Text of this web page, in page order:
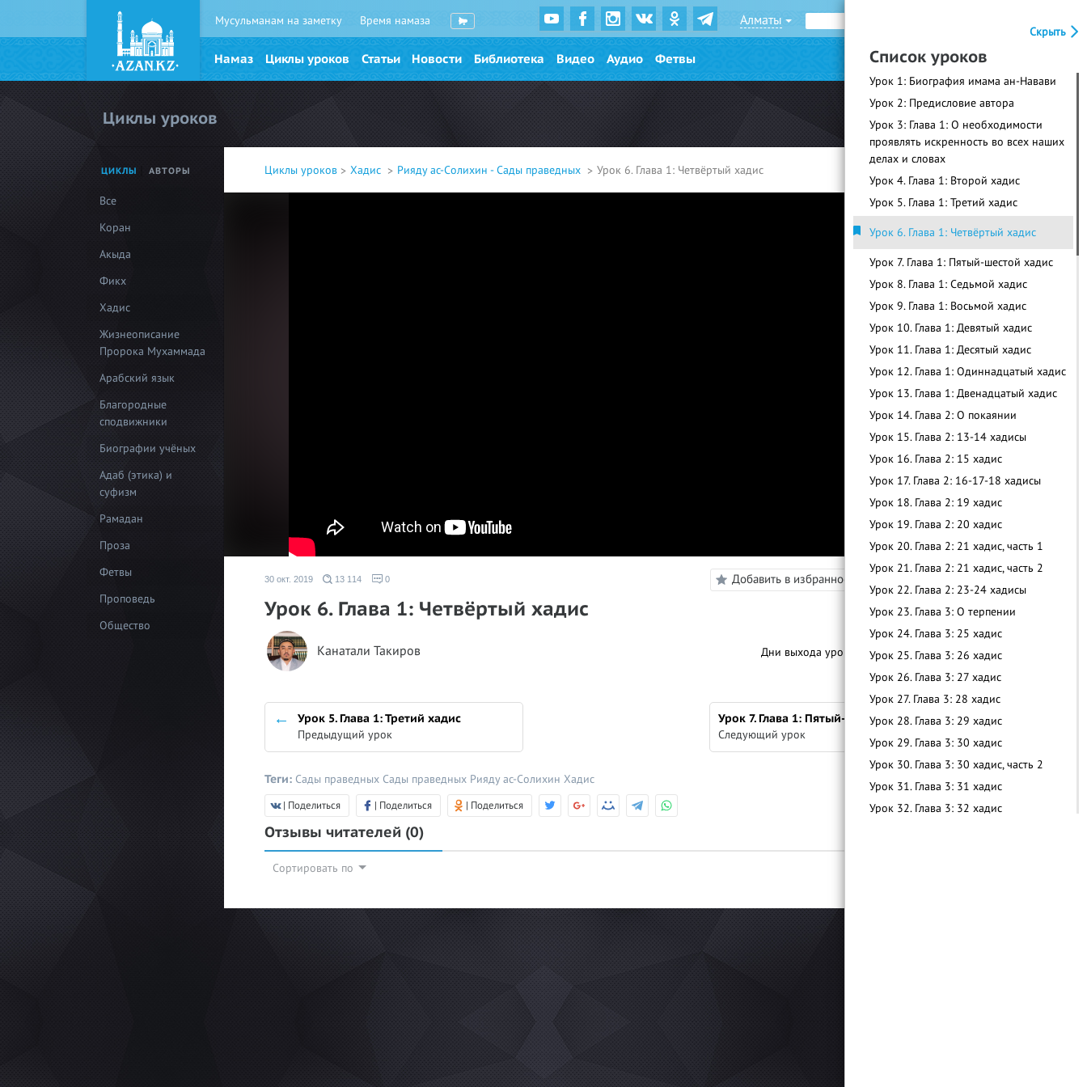
Мусульманам на заметку Время намаза Алматы
Намаз Циклы уроков Статьи Новости Библиотека Видео Аудио Фетвы Войти | Регистрация
Циклы уроков
ЦИКЛЫ АВТОРЫ
Все
Коран
Акыда
Фикх
Хадис
Жизнеописание
Пророка Мухаммада
Арабский язык
Благородные
сподвижники
Биографии учёных
Адаб (этика) и
суфизм
Рамадан
Проза
Фетвы
Проповедь
Общество
Циклы уроков Хадис Рияду ас-Солихин - Сады праведных Урок 6. Глава 1: Четвёртый хадис
30 окт. 2019 13 114 0 Добавить в избранное
Урок 6. Глава 1: Четвёртый хадис
Канатали Такиров Дни выхода уроков: 3-4 Раза В Месяц
Урок 5. Глава 1: Третий хадис
Предыдущий урок
Урок 7. Глава 1: Пятый-шестой хадис
Следующий урок
Теги: Сады праведных Сады праведных Рияду ас-Солихин Хадис
| Поделиться | Поделиться | Поделиться
Отзывы читателей (0)
Сортировать по
Скрыть
Список уроков
Урок 1: Биография имама ан-Навави
Урок 2: Предисловие автора
Урок 3: Глава 1: О необходимости
проявлять искренность во всех наших
делах и словах
Урок 4. Глава 1: Второй хадис
Урок 5. Глава 1: Третий хадис
Урок 6. Глава 1: Четвёртый хадис
Урок 7. Глава 1: Пятый-шестой хадис
Урок 8. Глава 1: Седьмой хадис
Урок 9. Глава 1: Восьмой хадис
Урок 10. Глава 1: Девятый хадис
Урок 11. Глава 1: Десятый хадис
Урок 12. Глава 1: Одиннадцатый хадис
Урок 13. Глава 1: Двенадцатый хадис
Урок 14. Глава 2: О покаянии
Урок 15. Глава 2: 13-14 хадисы
Урок 16. Глава 2: 15 хадис
Урок 17. Глава 2: 16-17-18 хадисы
Урок 18. Глава 2: 19 хадис
Урок 19. Глава 2: 20 хадис
Урок 20. Глава 2: 21 хадис, часть 1
Урок 21. Глава 2: 21 хадис, часть 2
Урок 22. Глава 2: 23-24 хадисы
Урок 23. Глава 3: О терпении
Урок 24. Глава 3: 25 хадис
Урок 25. Глава 3: 26 хадис
Урок 26. Глава 3: 27 хадис
Урок 27. Глава 3: 28 хадис
Урок 28. Глава 3: 29 хадис
Урок 29. Глава 3: 30 хадис
Урок 30. Глава 3: 30 хадис, часть 2
Урок 31. Глава 3: 31 хадис
Урок 32. Глава 3: 32 хадис